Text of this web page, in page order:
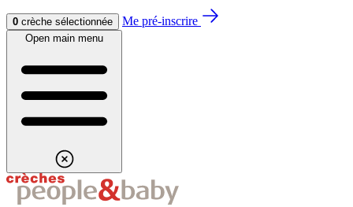
Aller au contenuAller au footer
0 crèche sélectionnée Me pré-inscrire
Open main menu